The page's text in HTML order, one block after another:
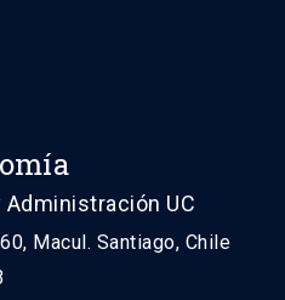
Administración UC
Macul. Santiago, Chile